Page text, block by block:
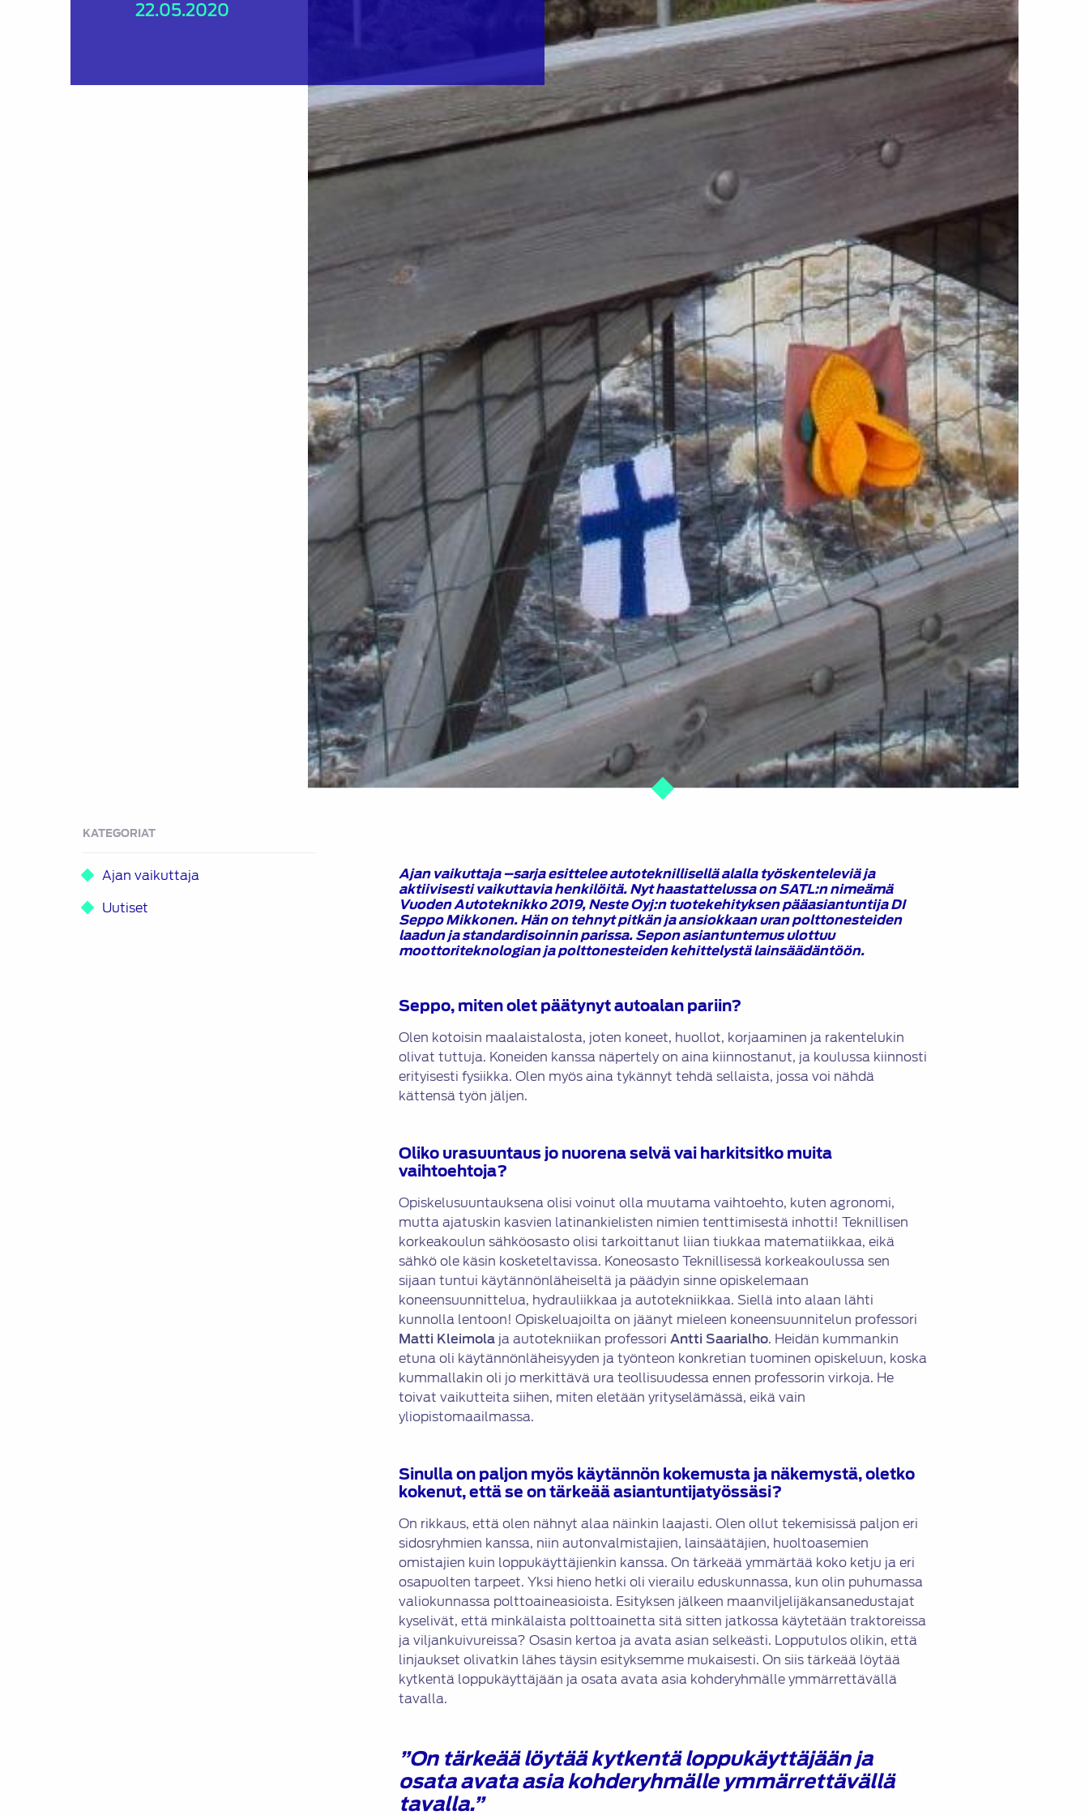
22.05.2020
KATEGORIAT
Ajan vaikuttaja
Uutiset
Ajan vaikuttaja –sarja esittelee autoteknillisellä alalla työskenteleviä ja
aktiivisesti vaikuttavia henkilöitä. Nyt haastattelussa on SATL:n nimeämä
Vuoden Autoteknikko 2019, Neste Oyj:n tuotekehityksen pääasiantuntija DI
Seppo Mikkonen. Hän on tehnyt pitkän ja ansiokkaan uran polttonesteiden
laadun ja standardisoinnin parissa. Sepon asiantuntemus ulottuu
moottoriteknologian ja polttonesteiden kehittelystä lainsäädäntöön.
Seppo, miten olet päätynyt autoalan pariin?
Olen kotoisin maalaistalosta, joten koneet, huollot, korjaaminen ja rakentelukin
olivat tuttuja. Koneiden kanssa näpertely on aina kiinnostanut, ja koulussa kiinnosti
erityisesti fysiikka. Olen myös aina tykännyt tehdä sellaista, jossa voi nähdä
kättensä työn jäljen.
Oliko urasuuntaus jo nuorena selvä vai harkitsitko muita
vaihtoehtoja?
Opiskelusuuntauksena olisi voinut olla muutama vaihtoehto, kuten agronomi,
mutta ajatuskin kasvien latinankielisten nimien tenttimisestä inhotti! Teknillisen
korkeakoulun sähköosasto olisi tarkoittanut liian tiukkaa matematiikkaa, eikä
sähkö ole käsin kosketeltavissa. Koneosasto Teknillisessä korkeakoulussa sen
sijaan tuntui käytännönläheiseltä ja päädyin sinne opiskelemaan
koneensuunnittelua, hydrauliikkaa ja autotekniikkaa. Siellä into alaan lähti
kunnolla lentoon! Opiskeluajoilta on jäänyt mieleen koneensuunnitelun professori
Matti Kleimolaja autotekniikan professori Antti Saarialho. Heidän kummankin
etuna oli käytännönläheisyyden ja työnteon konkretian tuominen opiskeluun, koska
kummallakin oli jo merkittävä ura teollisuudessa ennen professorin virkoja. He
toivat vaikutteita siihen, miten eletään yrityselämässä, eikä vain
yliopistomaailmassa.
Sinulla on paljon myös käytännön kokemusta ja näkemystä, oletko
kokenut, että se on tärkeää asiantuntijatyössäsi?
On rikkaus, että olen nähnyt alaa näinkin laajasti. Olen ollut tekemisissä paljon eri
sidosryhmien kanssa, niin autonvalmistajien, lainsäätäjien, huoltoasemien
omistajien kuin loppukäyttäjienkin kanssa. On tärkeää ymmärtää koko ketju ja eri
osapuolten tarpeet. Yksi hieno hetki oli vierailu eduskunnassa, kun olin puhumassa
valiokunnassa polttoaineasioista. Esityksen jälkeen maanviljelijäkansanedustajat
kyselivät, että minkälaista polttoainetta sitä sitten jatkossa käytetään traktoreissa
ja viljankuivureissa? Osasin kertoa ja avata asian selkeästi. Lopputulos olikin, että
linjaukset olivatkin lähes täysin esityksemme mukaisesti. On siis tärkeää löytää
kytkentä loppukäyttäjään ja osata avata asia kohderyhmälle ymmärrettävällä
tavalla.
”On tärkeää löytää kytkentä loppukäyttäjään ja
osata avata asia kohderyhmälle ymmärrettävällä
tavalla.”